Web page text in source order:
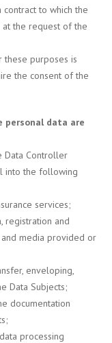
to which the
the request of the
purposes is
the consent of the
personal data are
Data Controller
into the following
services;
registration and
media provided or
enveloping,
Data Subjects;
documentation
processing